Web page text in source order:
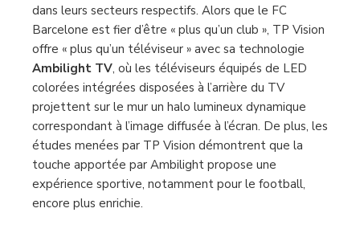
dans leurs secteurs respectifs. Alors que le FC
Barcelone est fier d’être « plus qu’un club », TP Vision
offre « plus qu’un téléviseur » avec sa technologie
Ambilight TV, où les téléviseurs équipés de LED
colorées intégrées disposées à l’arrière du TV
projettent sur le mur un halo lumineux dynamique
correspondant à l’image diffusée à l’écran. De plus, les
études menées par TP Vision démontrent que la
touche apportée par Ambilight propose une
expérience sportive, notamment pour le football,
encore plus enrichie.